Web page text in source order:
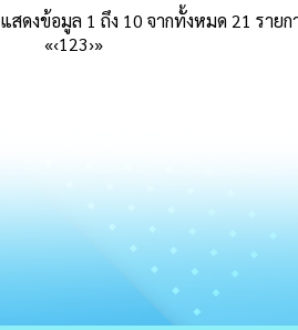
แสดงข้อมูล 1 ถึง 10 จากทั้งหมด 21 รายก
«‹123›»